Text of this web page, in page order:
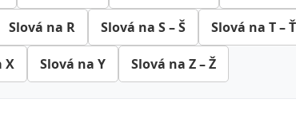
Slová na R Slová na S – Š Slová na T – Ť
X Slová na Y Slová na Z – Ž